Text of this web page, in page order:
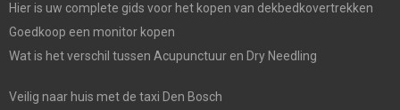
Hier is uw complete gids voor het kopen van dekbedkovertrekken
Goedkoop een monitor kopen
Wat is het verschil tussen Acupunctuur en Dry Needling
Veilig naar huis met de taxi Den Bosch